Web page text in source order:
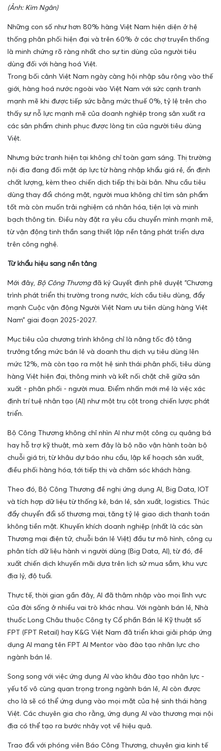
(Ảnh: Kim Ngân)
Những con số như hơn 80% hàng Việt Nam hiện diện ở hệ
thống phân phối hiện đại và trên 60% ở các chợ truyền thống
là minh chứng rõ ràng nhất cho sự tin dùng của người tiêu
dùng đối với hàng hoá Việt.
Trong bối cảnh Việt Nam ngày càng hội nhập sâu rộng vào thế
giới, hàng hoá nước ngoài vào Việt Nam với sức cạnh tranh
mạnh mẽ khi được tiếp sức bằng mức thuế 0%, tỷ lệ trên cho
thấy sự nỗ lực mạnh mẽ của doanh nghiệp trong sản xuất ra
các sản phẩm chinh phục được lòng tin của người tiêu dùng
Việt.
Nhưng bức tranh hiện tại không chỉ toàn gam sáng. Thị trường
nội địa đang đối mặt áp lực từ hàng nhập khẩu giá rẻ, ổn định
chất lượng, kèm theo chiến dịch tiếp thị bài bản. Nhu cầu tiêu
dùng thay đổi chóng mặt, người mua không chỉ tìm sản phẩm
tốt mà còn muốn trải nghiệm cá nhân hóa, tiện lợi và minh
bạch thông tin. Điều này đặt ra yêu cầu chuyển mình mạnh mẽ,
từ vận động tinh thần sang thiết lập nền tảng phát triển dựa
trên công nghệ.
Từ khẩu hiệu sang nền tảng
Mới đây, Bộ Công Thươngđã ký Quyết định phê duyệt “Chương
trình phát triển thị trường trong nước, kích cầu tiêu dùng, đẩy
mạnh Cuộc vận động Người Việt Nam ưu tiên dùng hàng Việt
Nam” giai đoạn 2025-2027.
Mục tiêu của chương trình không chỉ là nâng tốc độ tăng
trưởng tổng mức bán lẻ và doanh thu dịch vụ tiêu dùng lên
mức 12%, mà còn tạo ra một hệ sinh thái phân phối, tiêu dùng
hàng Việt hiện đại, thông minh và kết nối chặt chẽ giữa sản
xuất - phân phối - người mua. Điểm nhấn mới mẻ là việc xác
định trí tuệ nhân tạo (AI) như một trụ cột trong chiến lược phát
triển.
Bộ Công Thương không chỉ nhìn AI như một công cụ quảng bá
hay hỗ trợ kỹ thuật, mà xem đây là bộ não vận hành toàn bộ
chuỗi giá trị, từ khâu dự báo nhu cầu, lập kế hoạch sản xuất,
điều phối hàng hóa, tới tiếp thị và chăm sóc khách hàng.
Theo đó, Bộ Công Thương đề nghị ứng dụng AI, Big Data, IOT
và tích hợp dữ liệu từ thống kê, bán lẻ, sản xuất, logistics. Thúc
đẩy chuyển đổi số thương mại, tăng tỷ lệ giao dịch thanh toán
không tiền mặt. Khuyến khích doanh nghiệp (nhất là các sàn
Thương mại điện tử, chuỗi bán lẻ Việt) đầu tư mô hình, công cụ
phân tích dữ liệu hành vi người dùng (Big Data, AI), từ đó, đề
xuất chiến dịch khuyến mãi dựa trên lịch sử mua sắm, khu vực
địa lý, độ tuổi.
Thực tế, thời gian gần đây, AI đã thâm nhập vào mọi lĩnh vực
của đời sống ở nhiều vai trò khác nhau. Với ngành bán lẻ, Nhà
thuốc Long Châu thuộc Công ty Cổ phần Bán lẻ Kỹ thuật số
FPT (FPT Retail) hay K&G Việt Nam đã triển khai giải pháp ứng
dụng AI mang tên FPT AI Mentor vào đào tạo nhân lực cho
ngành bán lẻ.
Song song với việc ứng dụng AI vào khâu đào tạo nhân lực -
yếu tố vô cùng quan trọng trong ngành bán lẻ, AI còn được
cho là sẽ có thể ứng dụng vào mọi mặt của hệ sinh thái hàng
Việt. Các chuyên gia cho rằng, ứng dụng AI vào thương mại nội
địa có thể tạo ra bước nhảy vọt về hiệu quả.
Trao đổi với phóng viên Báo Công Thương, chuyên gia kinh tế